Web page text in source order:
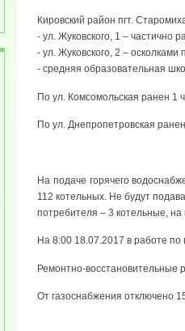
Кировский район пгт.
- ул. Жуковского, 1 – частично
- ул. Жуковского, 2 –
- средняя образовательная
По ул. Комсомольская ранен 1
По ул. Днепропетровская
На подаче горячего
112 котельных. Не будут
потребителя – 3 котельные, на
На 8:00 18.07.2017 в работе
Ремонтно-восстановительные
От газоснабжения отключено